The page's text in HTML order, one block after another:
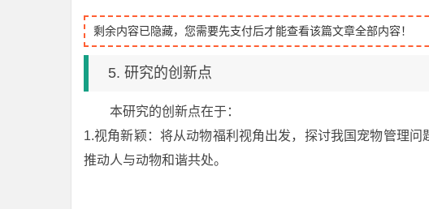
剩余内容已隐藏，您需要先支付后才能查看该篇文章全部内容！
5. 研究的创新点
本研究的创新点在于：
1.视角新颖：将从动物福利视角出发，探讨我国宠物管理
推动人与动物和谐共处。